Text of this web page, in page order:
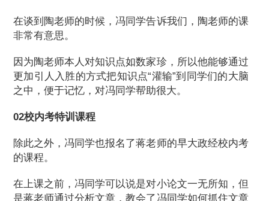
在谈到陶老师的时候，冯同学告诉我们，陶老师的课
非常有意思。
因为陶老师本人对知识点如数家珍，所以他能够通过
更加引人入胜的方式把知识点“灌输”到同学们的大脑
之中，便于记忆，对冯同学帮助很大。
02校内考特训课程
除此之外，冯同学也报名了蒋老师的早大政经校内考
的课程。
在上课之前，冯同学可以说是对小论文一无所知，但
是蒋老师通过分析文章，教会了冯同学如何抓住文章